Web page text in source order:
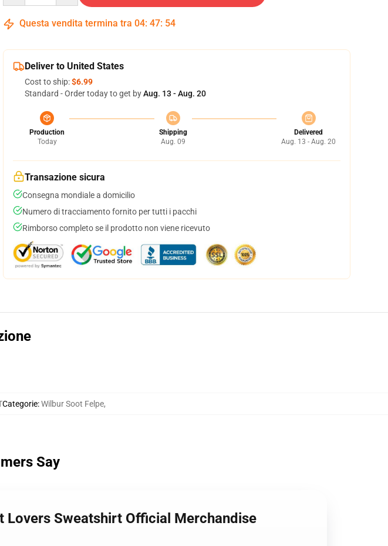
Questa vendita termina tra 04: 47: 53
Deliver to United States
Cost to ship:$6.99
Standard - Order today to get byAug. 13 - Aug. 20
Production
Today
Shipping
Aug. 09
Delivered
Aug. 13 - Aug. 20
Transazione sicura
Consegna mondiale a domicilio
Numero di tracciamento fornito per tutti i pacchi
Rimborso completo se il prodotto non viene ricevuto
Categorie:Wilbur Soot Felpe,
Say
Sweatshirt Official Merchandise